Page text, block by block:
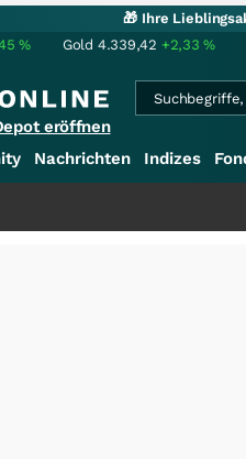
🎁 Ihre
% Gold 4.339,42 +2,33%
eröffnen
Nachrichten Indizes